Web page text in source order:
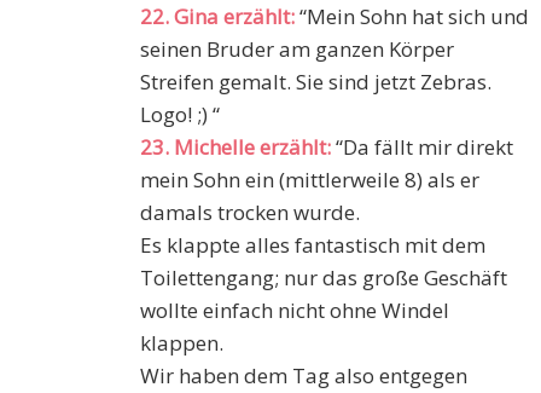
22. Gina erzählt:“Mein Sohn hat sich und
seinen Bruder am ganzen Körper
Streifen gemalt. Sie sind jetzt Zebras.
Logo! ;) “
23. Michelle erzählt:“Da fällt mir direkt
mein Sohn ein (mittlerweile 8) als er
damals trocken wurde.
Es klappte alles fantastisch mit dem
Toilettengang; nur das große Geschäft
wollte einfach nicht ohne Windel
klappen.
Wir haben dem Tag also entgegen